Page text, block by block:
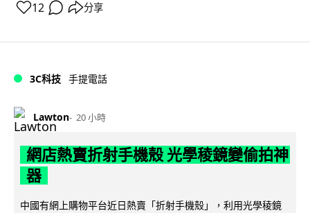
12 分享
3C科技 手提電話
Lawton 20 小時
網店熱賣折射手機殼 光學稜鏡變偷拍神
器
中國有網上購物平台近日熱賣「折射手機殼」，利用光學稜鏡